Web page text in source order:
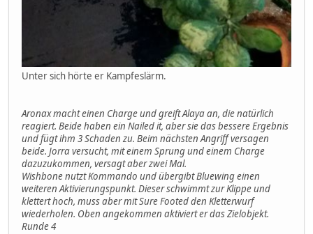
Unter sich hörte er Kampfeslärm.
Aronax macht einen Charge und greift Alaya an, die natürlich
reagiert. Beide haben ein Nailed it, aber sie das bessere Ergebnis
und fügt ihm 3 Schaden zu. Beim nächsten Angriff versagen
beide. Jorra versucht, mit einem Sprung und einem Charge
dazuzukommen, versagt aber zwei Mal.
Wishbone nutzt Kommando und übergibt Bluewing einen
weiteren Aktivierungspunkt. Dieser schwimmt zur Klippe und
klettert hoch, muss aber mit Sure Footed den Kletterwurf
wiederholen. Oben angekommen aktiviert er das Zielobjekt.
Runde 4